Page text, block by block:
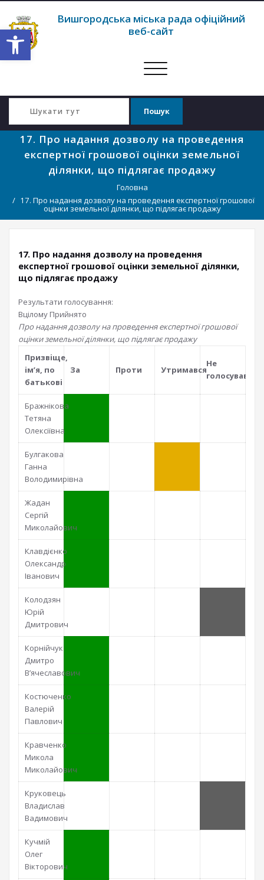
Відкрити Панель інструментів
Вишгородська міська рада офіційний
веб-сайт
Перемкнути
17. Про надання дозволу на проведення
експертної грошової оцінки земельної
ділянки, що підлягає продажу
Головна
17. Про надання дозволу на проведення експертної грошової
оцінки земельної ділянки, що підлягає продажу
17. Про надання дозволу на проведення
експертної грошової оцінки земельної ділянки,
що підлягає продажу
Результати голосування:
Вцілому Прийнято
Про надання дозволу на проведення експертної грошової
оцінки земельної ділянки, що підлягає продажу
Призвiще,
iм’я, по
батьковi
За Проти Утримався
Не
голосував
Бражнікова
Тетяна
Олексіївна
Булгакова
Ганна
Володимирівна
Жадан
Сергій
Миколайович
Клавдієнко
Олександр
Іванович
Колодзян
Юрій
Дмитрович
Корнійчук
Дмитро
В’ячеславович
Костюченко
Валерій
Павлович
Кравченко
Микола
Миколайович
Круковець
Владислав
Вадимович
Кучмій
Олег
Вікторович